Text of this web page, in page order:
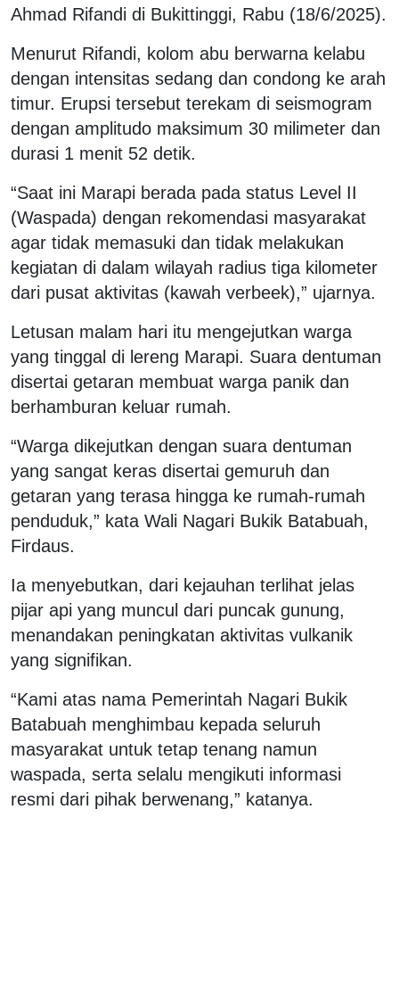
Ahmad Rifandi di Bukittinggi, Rabu (18/6/2025).
Menurut Rifandi, kolom abu berwarna kelabu
dengan intensitas sedang dan condong ke arah
timur. Erupsi tersebut terekam di seismogram
dengan amplitudo maksimum 30 milimeter dan
durasi 1 menit 52 detik.
“Saat ini Marapi berada pada status Level II
(Waspada) dengan rekomendasi masyarakat
agar tidak memasuki dan tidak melakukan
kegiatan di dalam wilayah radius tiga kilometer
dari pusat aktivitas (kawah verbeek),” ujarnya.
Letusan malam hari itu mengejutkan warga
yang tinggal di lereng Marapi. Suara dentuman
disertai getaran membuat warga panik dan
berhamburan keluar rumah.
“Warga dikejutkan dengan suara dentuman
yang sangat keras disertai gemuruh dan
getaran yang terasa hingga ke rumah-rumah
penduduk,” kata Wali Nagari Bukik Batabuah,
Firdaus.
Ia menyebutkan, dari kejauhan terlihat jelas
pijar api yang muncul dari puncak gunung,
menandakan peningkatan aktivitas vulkanik
yang signifikan.
“Kami atas nama Pemerintah Nagari Bukik
Batabuah menghimbau kepada seluruh
masyarakat untuk tetap tenang namun
waspada, serta selalu mengikuti informasi
resmi dari pihak berwenang,” katanya.